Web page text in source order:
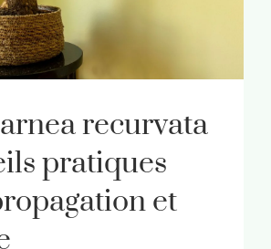
recurvata
pratiques
et